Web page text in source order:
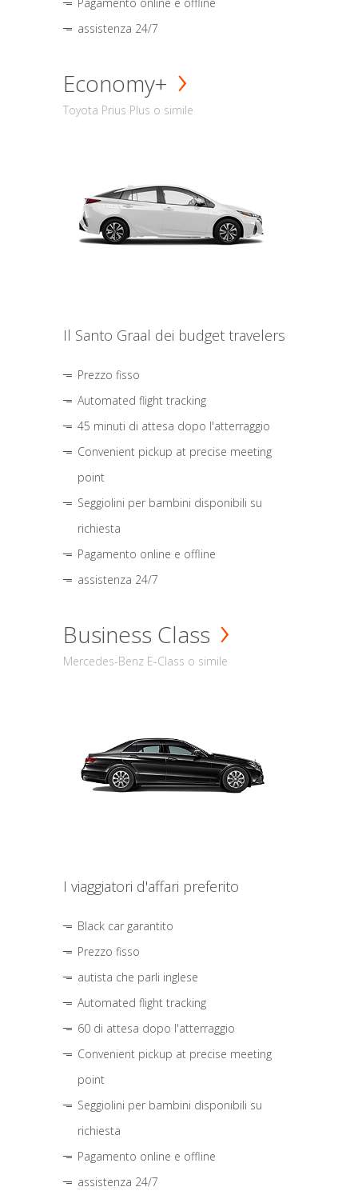
assistenza 24/7
Economy+
Toyota Prius Plus o simile
Il Santo Graal dei budget travelers
Prezzo fisso
Automated flight tracking
45 minuti di attesa dopo l'atterraggio
Convenient pickup at precise meeting
point
Seggiolini per bambini disponibili su
richiesta
Pagamento online e offline
assistenza 24/7
Business Class
Mercedes-Benz E-Class o simile
I viaggiatori d'affari preferito
Black car garantito
Prezzo fisso
autista che parli inglese
Automated flight tracking
60 di attesa dopo l'atterraggio
Convenient pickup at precise meeting
point
Seggiolini per bambini disponibili su
richiesta
Pagamento online e offline
assistenza 24/7